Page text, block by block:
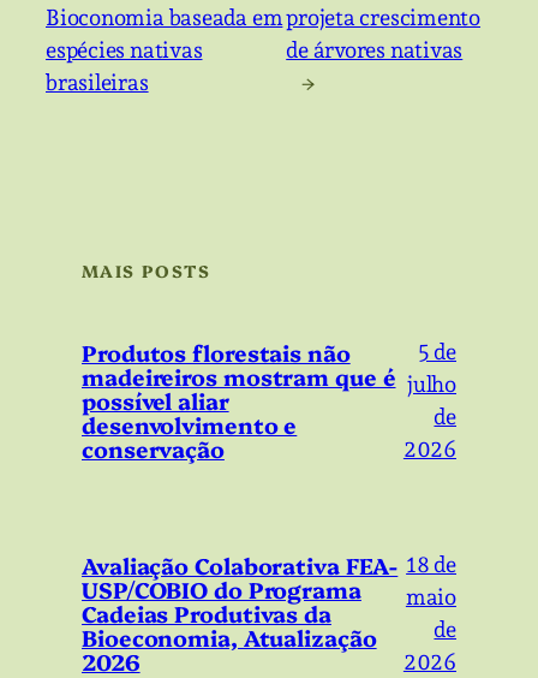
Bioconomia baseada em
espécies nativas
brasileiras
projeta crescimento
de árvores nativas
→
MAIS POSTS
Produtos florestais não
madeireiros mostram que é
possível aliar
desenvolvimento e
conservação
5 de
julho
de
2026
Avaliação Colaborativa FEA-
USP/COBIO do Programa
Cadeias Produtivas da
Bioeconomia, Atualização
2026
18 de
maio
de
2026